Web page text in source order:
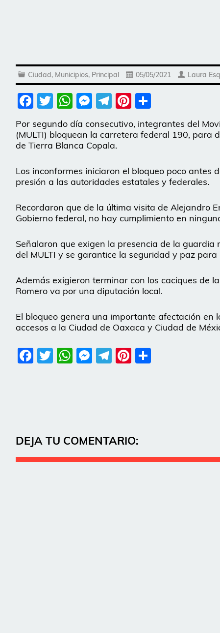
Ciudad, Municipios, Principal 05/05/2021 Laura
Facebook
Twitter
WhatsApp
Messenger
Telegram
Pinterest
Por segundo día consecutivo, integrantes del
(MULTI) bloquean la carretera federal 190, para
de Tierra Blanca Copala.
Los inconformes iniciaron el bloqueo poco antes
presión a las autoridades estatales y federales.
Recordaron que de la última visita de Alejandro
Gobierno federal, no hay cumplimiento en
Señalaron que exigen la presencia de la
del MULTI y se garantice la seguridad y paz
Además exigieron terminar con los caciques de
Romero va por una diputación local.
El bloqueo genera una importante afectación
accesos a la Ciudad de Oaxaca y Ciudad de
Facebook
Twitter
WhatsApp
Messenger
Telegram
Pinterest
DEJA TU COMENTARIO: